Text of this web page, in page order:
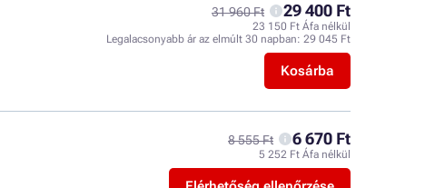
31 960 Ft 29 400 Ft
23 150 Ft Áfa nélkül
Legalacsonyabb ár az elmúlt 30 napban: 29 045 Ft
Kosárba
8 555 Ft 6 670 Ft
5 252 Ft Áfa nélkül